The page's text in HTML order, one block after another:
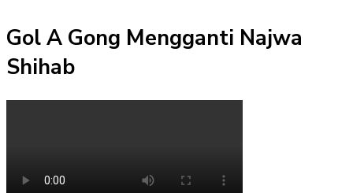
Gol A Gong Mengganti Najwa
Shihab